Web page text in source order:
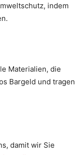
indem
Materialien, die
Bargeld und tragen
damit wir Sie